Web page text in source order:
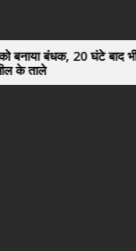
the
content
घंटे बाद भी